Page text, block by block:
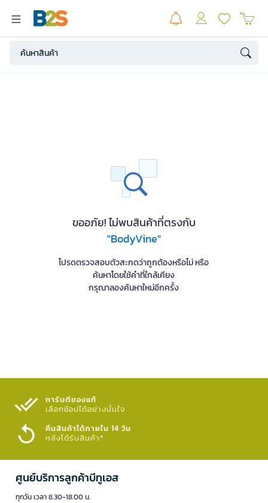
ขออภัย! ไม่พบสินค้าที่ตรงกับ
"BodyVine"
โปรดตรวจสอบตัวสะกดว่าถูกต้องหรือไม่ หรือ
ค้นหาโดยใช้คำที่ใกล้เคียง
กรุณาลองค้นหาใหม่อีกครั้ง
การันตีของแท้
เลือกช้อปได้อย่างมั่นใจ​
คืนสินค้าได้ภายใน 14 วัน
หลังได้รับสินค้า*
ศูนย์บริการลูกค้าบีทูเอส
ทุกวัน เวลา 8.30-18.00 น.